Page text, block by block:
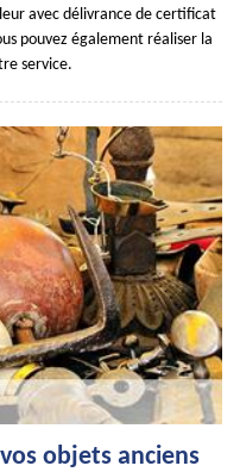
avec délivrance de certificat
pouvez également réaliser la
service.
objets anciens